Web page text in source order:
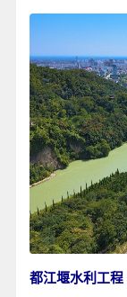
都江堰水利工程